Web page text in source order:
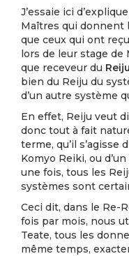
J’essaie ici
Maîtres qui donnent
que ceux qui ont
lors de leur stage de
que receveur du
bien du Reiju du
d’un autre système
En effet, Reiju veut
donc tout à fait
terme, qu’il s’agisse
Komyo Reiki, ou
une fois, tous les
systèmes sont
Ceci dit, dans le Re-
fois par mois, nous
Teate, tous les
même temps,